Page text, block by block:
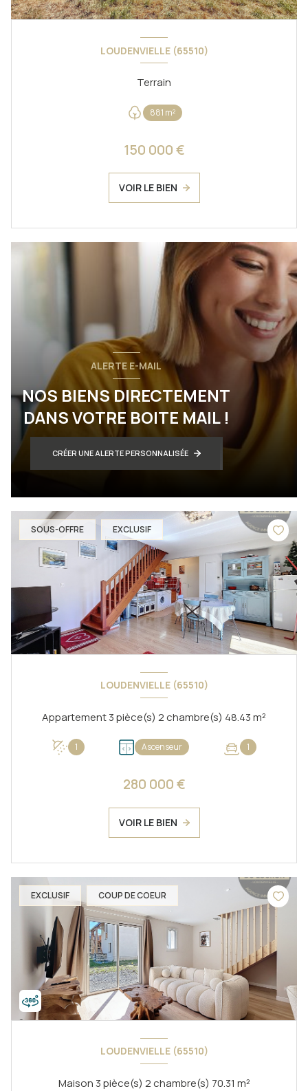
LOUDENVIELLE (65510)
Terrain
881 m²
150 000 €
VOIR LE BIEN
ALERTE E-MAIL
NOS BIENS DIRECTEMENT
DANS VOTRE BOITE MAIL !
CRÉER UNE ALERTE PERSONNALISÉE
SOUS-OFFRE EXCLUSIF
LOUDENVIELLE (65510)
Appartement 3 pièce(s) 2 chambre(s) 48.43 m²
1 Ascenseur 1
280 000 €
VOIR LE BIEN
EXCLUSIF COUP DE COEUR
LOUDENVIELLE (65510)
Maison 3 pièce(s) 2 chambre(s) 70.31 m²